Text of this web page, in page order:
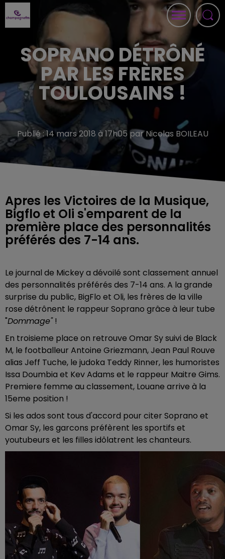
SOPRANO DÉTRÔNÉ
PAR LES FRÈRES
TOULOUSAINS !
Publié : 14 mars 2018 à 17h05 par Nicolas BOILEAU
Apres les Victoires de la Musique,
Bigflo et Oli s'emparent de la
première place des personnalités
préférés des 7-14 ans.
Le journal de Mickey a dévoilé sont classement annuel
des personnalités préférés des 7-14 ans. A la grande
surprise du public, BigFlo et Oli, les frères de la ville
rose détrônent le rappeur Soprano grâce à leur tube
"Dommage"!
En troisieme place on retrouve Omar Sy suivi de Black
M, le footballeur Antoine Griezmann, Jean Paul Rouve
alias Jeff Tuche, le judoka Teddy Rinner, les humoristes
Issa Doumbia et Kev Adams et le rappeur Maitre Gims.
Premiere femme au classement, Louane arrive à la
15eme position !
Si les ados sont tous d'accord pour citer Soprano et
Omar Sy, les garcons préfèrent les sportifs et
youtubeurs et les filles idôlatrent les chanteurs.